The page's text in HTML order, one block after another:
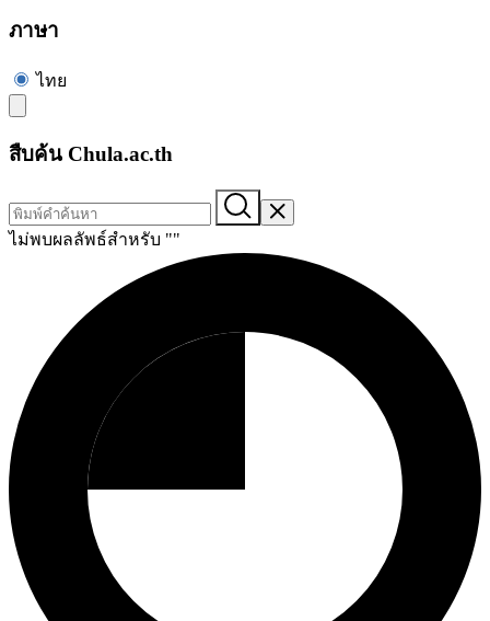
ภาษา
ไทย
สืบค้น Chula.ac.th
ไม่พบผลลัพธ์สำหรับ ""